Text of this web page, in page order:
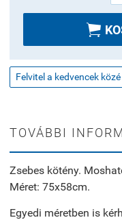

Felvitel a kedvencek közé
TOVÁBBI
Zsebes kötény.
Méret: 75x58cm.
Egyedi méretben is